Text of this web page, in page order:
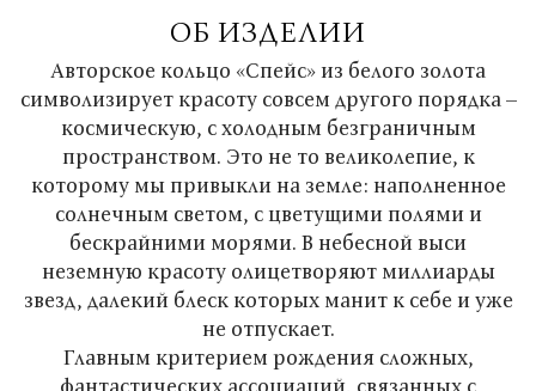
ОБ ИЗДЕЛИИ
Авторское кольцо «Спейс» из белого золота
символизирует красоту совсем другого порядка –
космическую, с холодным безграничным
пространством. Это не то великолепие, к
которому мы привыкли на земле: наполненное
солнечным светом, с цветущими полями и
бескрайними морями. В небесной выси
неземную красоту олицетворяют миллиарды
звезд, далекий блеск которых манит к себе и уже
не отпускает.
Главным критерием рождения сложных,